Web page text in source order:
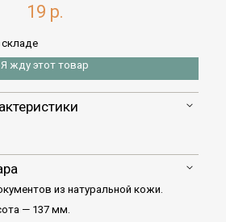
19 р.
складе
Я жду этот товар
из натуральной кожи.
— 137 мм.